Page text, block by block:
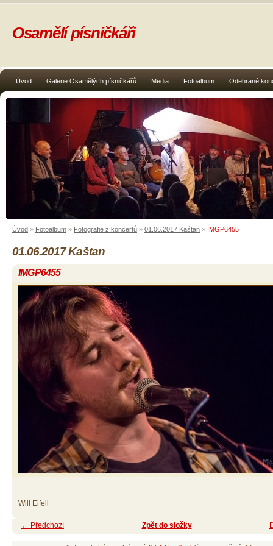
Úvod Galerie Osamělých písničkářů Media Fotoalbum Odehrané
Osamělí písničkáři
Úvod » Fotoalbum » Fotografie z koncertů » 01.06.2017 Kaštan » IMGP6455
01.06.2017 Kaštan
IMGP6455
Will Eifell
← Předchozí Zpět do složky